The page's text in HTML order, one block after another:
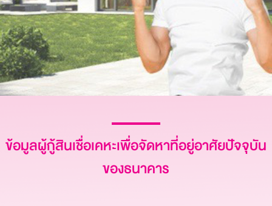
ข้อมูลผู้กู้สินเชื่อเคหะเพื่อจัดหาที่อยู่อาศัยปัจจุบัน
ของธนาคาร